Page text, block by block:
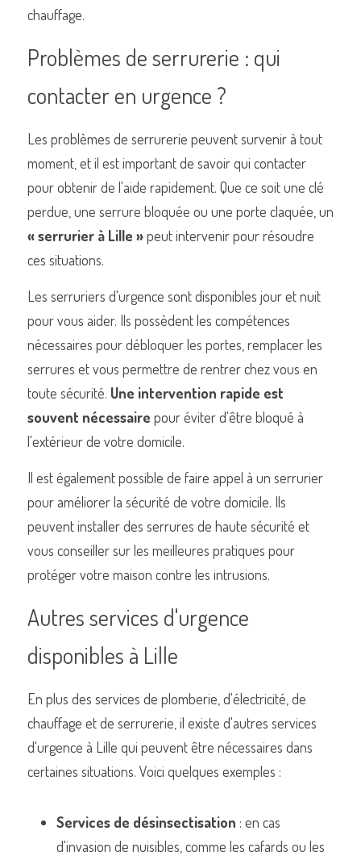
chauffage.
Problèmes de serrurerie : qui
contacter en urgence ?
Les problèmes de serrurerie peuvent survenir à tout
moment, et il est important de savoir qui contacter
pour obtenir de l'aide rapidement. Que ce soit une clé
« serrurier à Lille » peut intervenir pour résoudre
ces situations.
Les serruriers d'urgence sont disponibles jour et nuit
pour vous aider. Ils possèdent les compétences
nécessaires pour débloquer les portes, remplacer les
serrures et vous permettre de rentrer chez vous en
toute sécurité. Une intervention rapide est
souvent nécessaire pour éviter d'être bloqué à
l'extérieur de votre domicile.
Il est également possible de faire appel à un serrurier
pour améliorer la sécurité de votre domicile. Ils
peuvent installer des serrures de haute sécurité et
vous conseiller sur les meilleures pratiques pour
protéger votre maison contre les intrusions.
Autres services d'urgence
disponibles à Lille
En plus des services de plomberie, d'électricité, de
chauffage et de serrurerie, il existe d'autres services
d'urgence à Lille qui peuvent être nécessaires dans
certaines situations. Voici quelques exemples :
Services de désinsectisation : en cas
d'invasion de nuisibles, comme les cafards ou les